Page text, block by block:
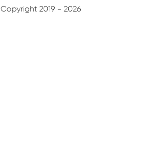
Copyright 2019 - 2026